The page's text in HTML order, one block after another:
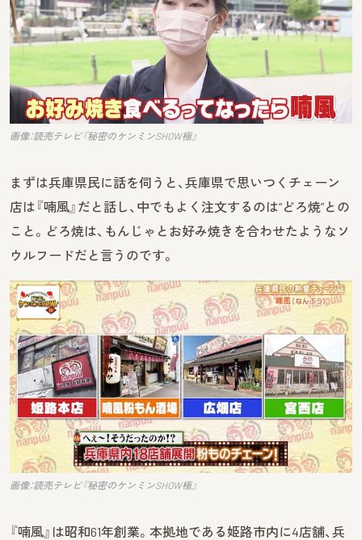
画像：読売テレビ『秘密のケンミンSHOW極』
まずは兵庫県民に話を伺うと、兵庫県で思いつくチェーン
店は『喃風』だと話し、中でもよく注文するのは“どろ焼”との
こと。どろ焼は、もんじゃとお好み焼きを合わせたようなソ
ウルフードだと言うのです。
画像：読売テレビ『秘密のケンミンSHOW極』
『喃風』は昭和61年創業。本拠地である姫路市内に4店舗、兵